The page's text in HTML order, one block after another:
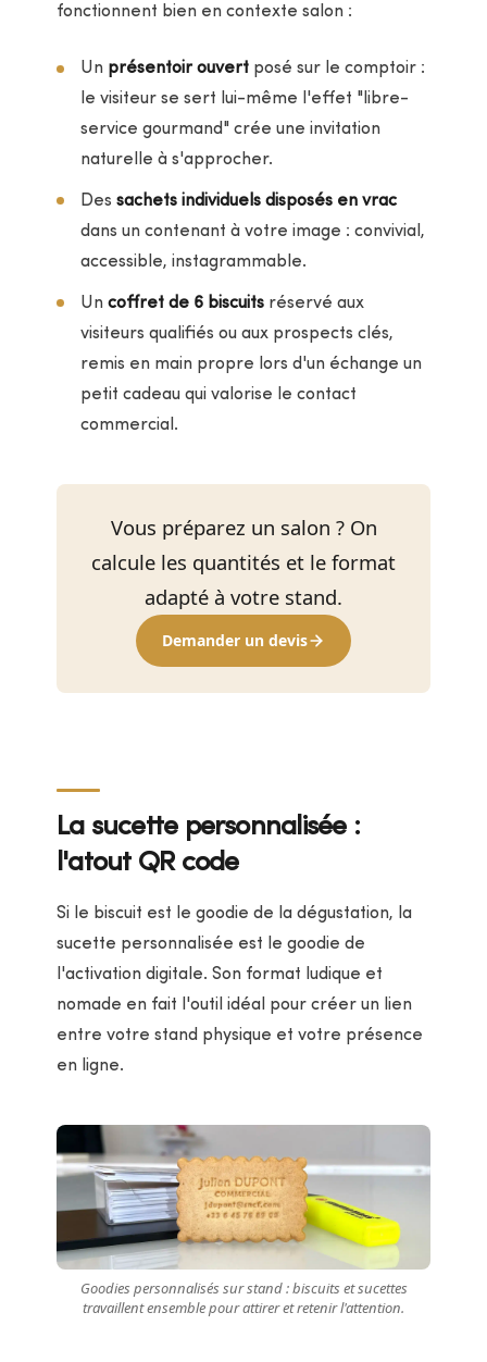
fonctionnent bien en contexte salon :
Un présentoir ouvert posé sur le comptoir :
le visiteur se sert lui-même l'effet "libre-
service gourmand" crée une invitation
naturelle à s'approcher.
Dessachets individuels disposés en vrac
dans un contenant à votre image : convivial,
accessible, instagrammable.
Uncoffret de 6 biscuits réservé aux
visiteurs qualifiés ou aux prospects clés,
remis en main propre lors d'un échange un
petit cadeau qui valorise le contact
commercial.
Vous préparez un salon ? On
calcule les quantités et le format
adapté à votre stand.
Demander un devis
La sucette personnalisée :
l'atout QR code
Si le biscuit est le goodie de la dégustation, la
sucette personnalisée est le goodie de
l'activation digitale. Son format ludique et
nomade en fait l'outil idéal pour créer un lien
entre votre stand physique et votre présence
en ligne.
Goodies personnalisés sur stand : biscuits et sucettes
travaillent ensemble pour attirer et retenir l'attention.